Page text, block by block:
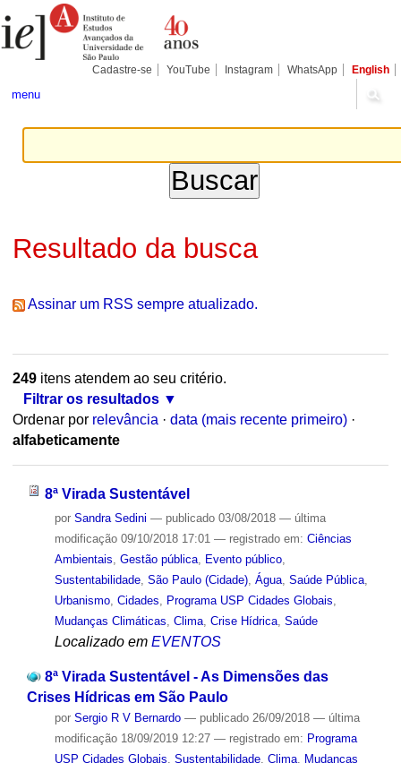
para
conteúdo.
Pessoais
Cadastre-se YouTube Instagram WhatsApp English
menu
Resultado da busca
Assinar um RSS sempre atualizado.
249itens atendem ao seu critério.
Filtrar os resultados
Ordenar por relevância · data (mais recente primeiro) ·
alfabeticamente
8ª Virada Sustentável
por Sandra Sedini — publicado03/08/2018 — última
modificação09/10/2018 17:01 — registrado em: Ciências
Ambientais Gestão pública, Evento público,
Sustentabilidade, São Paulo (Cidade), Água, Saúde Pública,
Urbanismo, Cidades Programa USP Cidades Globais
Mudanças Climáticas Clima, Crise Hídrica, Saúde
Localizado em EVENTOS
8ª Virada Sustentável - As Dimensões das
Crises Hídricas em São Paulo
por Sergio R V Bernardo — publicado26/09/2018 — última
modificação18/09/2019 12:27 — registrado em: Programa
USP Cidades Globais Sustentabilidade, Clima, Mudanças